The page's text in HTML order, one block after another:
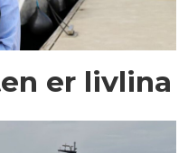
er livlina